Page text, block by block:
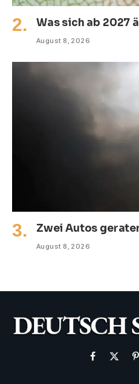
Was sich ab 2027
August 8, 2026
Zwei Autos
August 8, 2026
Facebook
X